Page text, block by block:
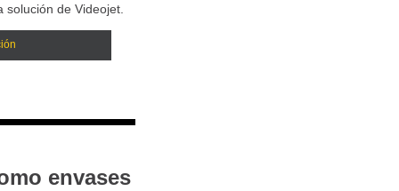
solución de Videojet.
envases